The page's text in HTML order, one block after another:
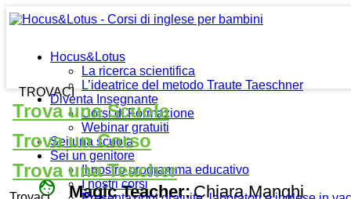
Hocus&Lotus
La ricerca scientifica
L’ideatrice del metodo Traute Taeschner
Diventa Insegnante
Corsi di Formazione
Webinar gratuiti
Sei una scuola
Sei un genitore
Il nostro programma educativo
I nostri corsi
TROVACI
Trova una Scuola
Trova un Corso
Trova una Teacher
face Magic Teacher:Chiara Manghi